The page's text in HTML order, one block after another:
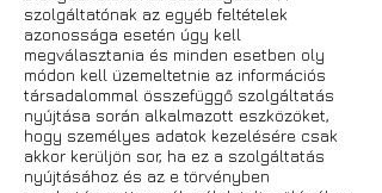
szolgáltatónak az egyéb feltételek
azonossága esetén úgy kell
megválasztania és minden esetben oly
módon kell üzemeltetnie az információs
társadalommal összefüggő szolgáltatás
nyújtása során alkalmazott eszközöket,
hogy személyes adatok kezelésére csak
akkor kerüljön sor, ha ez a szolgáltatás
nyújtásához és az e törvényben